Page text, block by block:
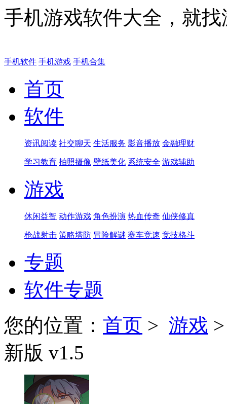
手机游戏软件大全，就
手机软件 手机游戏 手机合集
首页
软件
资讯阅读 社交聊天 生活服务 影音播放 金融理财
学习教育 拍照摄像 壁纸美化 系统安全 游戏辅助
游戏
休闲益智 动作游戏 角色扮演 热血传奇 仙侠修真
枪战射击 策略塔防 冒险解谜 赛车竞速 竞技格斗
专题
软件专题
您的位置： 首页 > 游戏
新版 v1.5